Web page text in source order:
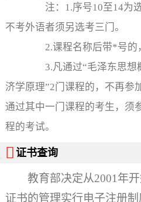
注：1.序号10至14为选
不考外语者须另选考三门。
2.课程名称后带*号的
3.凡通过“毛泽东思想
济学原理”2门课程的，不再参
通过其中一门课程的考生，须
程的考试。
 证书查询
教育部决定从2001年
证书的管理实行电子注册